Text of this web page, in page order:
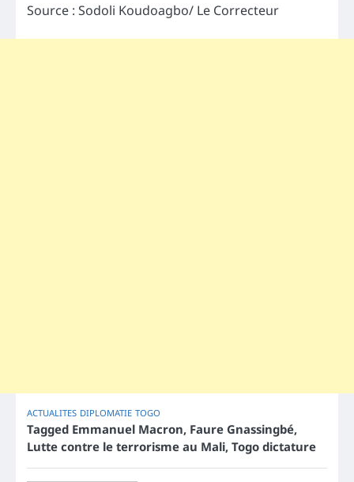
Source : Sodoli Koudoagbo/ Le Correcteur
ACTUALITES DIPLOMATIE TOGO
Tagged Emmanuel Macron, Faure Gnassingbé,
Lutte contre le terrorisme au Mali, Togo dictature